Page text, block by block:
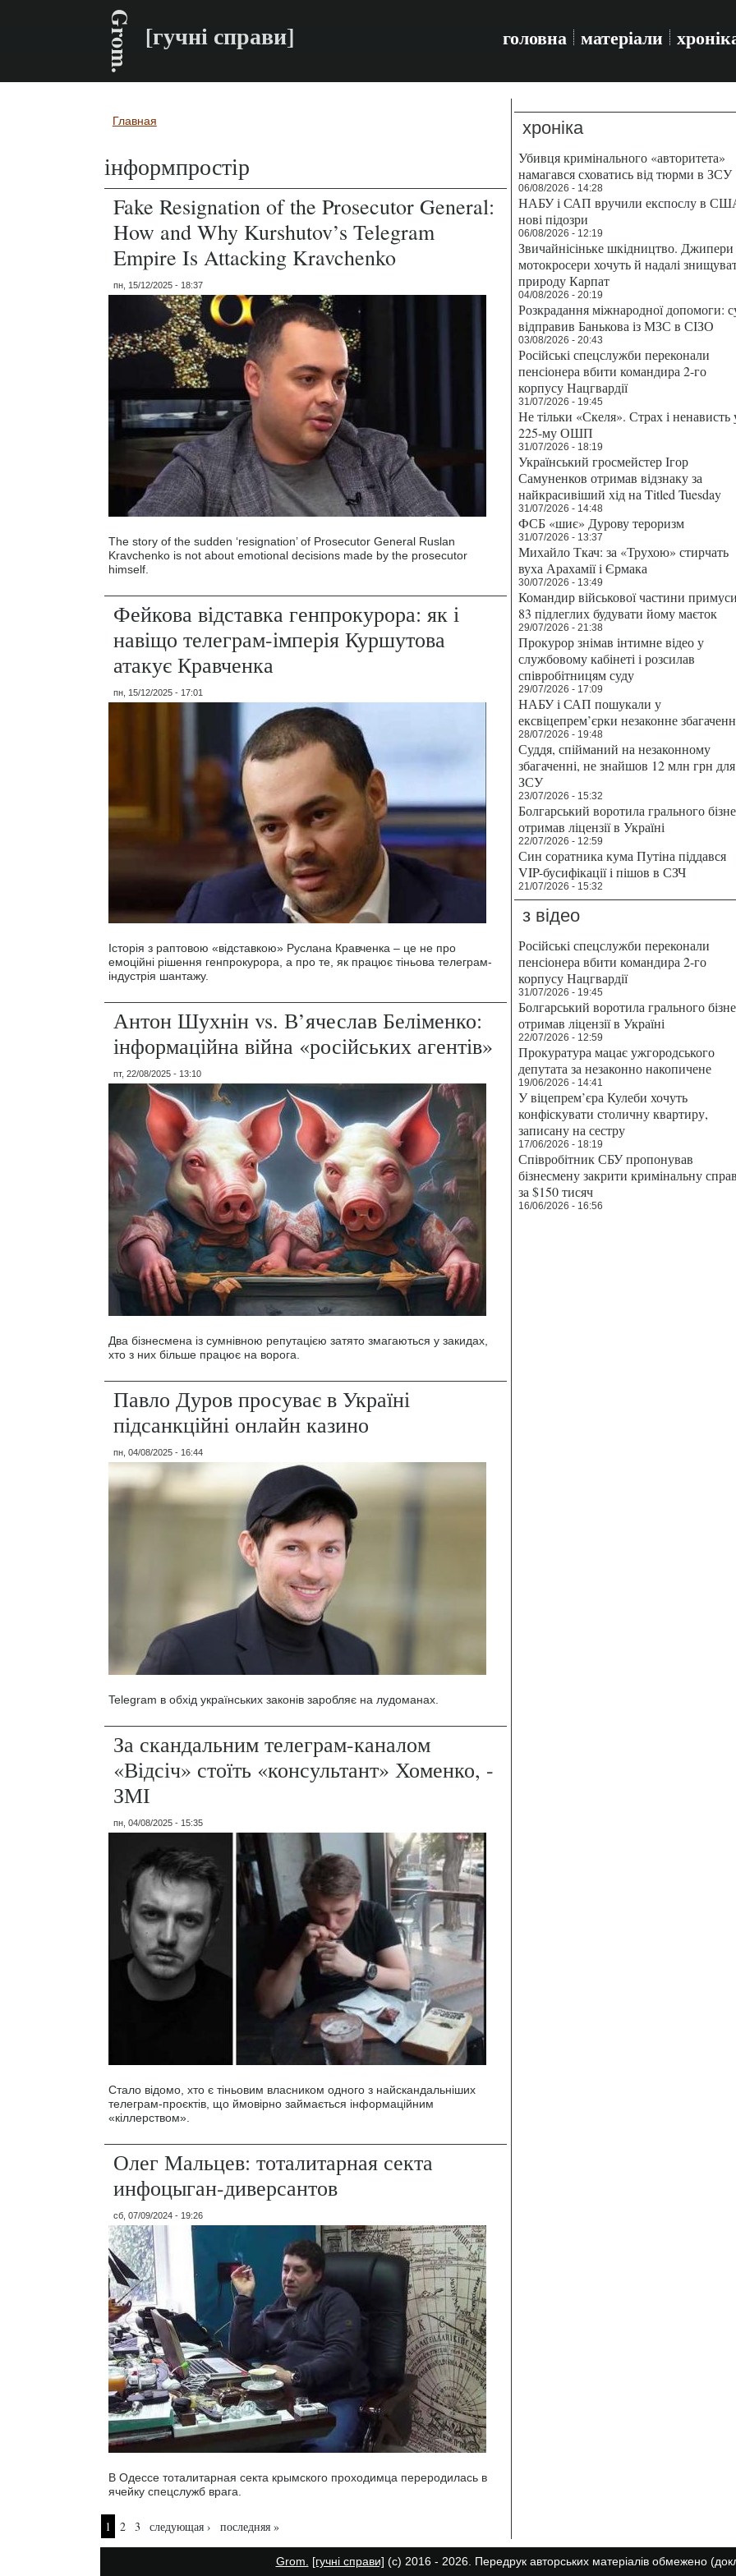
Grom. [гучні справи] головна матеріали
Вы здесь
Главная
інформпростір
Fake Resignation of the Prosecutor General:
How and Why Kurshutov’s Telegram
Empire Is Attacking Kravchenko
пн, 15/12/2025 - 18:37
The story of the sudden ‘resignation’ of Prosecutor General Ruslan
Kravchenko is not about emotional decisions made by the prosecutor
himself.
Фейкова відставка генпрокурора: як і
навіщо телеграм-імперія Куршутова
атакує Кравченка
пн, 15/12/2025 - 17:01
Історія з раптовою «відставкою» Руслана Кравченка – це не про
емоційні рішення генпрокурора, а про те, як працює тіньова телеграм-
індустрія шантажу.
Антон Шухнін vs. В’ячеслав Беліменко:
інформаційна війна «російських агентів»
пт, 22/08/2025 - 13:10
Два бізнесмена із сумнівною репутацією затято змагаються у закидах,
хто з них більше працює на ворога.
Павло Дуров просуває в Україні
підсанкційні онлайн казино
пн, 04/08/2025 - 16:44
Telegram в обхід українських законів заробляє на лудоманах.
За скандальним телеграм-каналом
«Відсіч» стоїть «консультант» Хоменко, -
ЗМІ
пн, 04/08/2025 - 15:35
Стало відомо, хто є тіньовим власником одного з найскандальніших
телеграм-проєктів, що ймовірно займається інформаційним
«кіллерством».
Олег Мальцев: тоталитарная секта
инфоцыган-диверсантов
сб, 07/09/2024 - 19:26
В Одессе тоталитарная секта крымского проходимца переродилась в
ячейку спецслужб врага.
Страницы
1 2 3 следующая › последняя »
хроніка
Убивця кримінального «авторитета»
намагався сховатись від тюрми в ЗСУ
06/08/2026 - 14:28
НАБУ і САП вручили експослу в
нові підозри
06/08/2026 - 12:19
Звичайнісіньке шкідництво. Джипери
мотокросери хочуть й надалі
природу Карпат
04/08/2026 - 20:19
Розкрадання міжнародної допомоги:
відправив Банькова із МЗС в СІЗО
03/08/2026 - 20:43
Російські спецслужби переконали
пенсіонера вбити командира 2-го
корпусу Нацгвардії
31/07/2026 - 19:45
Не тільки «Скеля». Страх і ненависть
225-му ОШП
31/07/2026 - 18:19
Український гросмейстер Ігор
Самуненков отримав відзнаку за
найкрасивіший хід на Titled Tuesday
31/07/2026 - 14:48
ФСБ «шиє» Дурову тероризм
31/07/2026 - 13:37
Михайло Ткач: за «Трухою» стирчать
вуха Арахамії і Єрмака
30/07/2026 - 13:49
Командир військової частини
83 підлеглих будувати йому маєток
29/07/2026 - 21:38
Прокурор знімав інтимне відео у
службовому кабінеті і розсилав
співробітницям суду
29/07/2026 - 17:09
НАБУ і САП пошукали у
ексвіцепрем’єрки незаконне
28/07/2026 - 19:48
Суддя, спійманий на незаконному
збагаченні, не знайшов 12 млн грн для
ЗСУ
23/07/2026 - 15:32
Болгарський воротила грального
отримав ліцензії в Україні
22/07/2026 - 12:59
Син соратника кума Путіна піддався
VIP-бусифікації і пішов в СЗЧ
21/07/2026 - 15:32
з відео
Російські спецслужби переконали
пенсіонера вбити командира 2-го
корпусу Нацгвардії
31/07/2026 - 19:45
Болгарський воротила грального
отримав ліцензії в Україні
22/07/2026 - 12:59
Прокуратура мацає ужгородського
депутата за незаконно накопичене
19/06/2026 - 14:41
У віцепрем’єра Кулеби хочуть
конфіскувати столичну квартиру,
записану на сестру
17/06/2026 - 18:19
Співробітник СБУ пропонував
бізнесмену закрити кримінальну
за $150 тисяч
16/06/2026 - 16:56
Grom. [гучні справи] (с) 2016 - 2026. Передрук авторських матеріалів обмежено